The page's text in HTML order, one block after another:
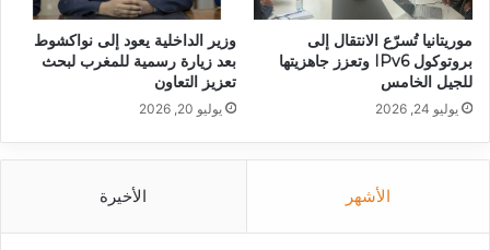
موريتانيا تُسرّع الانتقال إلى
بروتوكول IPv6 وتعزز جاهزيتها
للجيل الخامس
يوليو 24, 2026
وزير الداخلية يعود إلى نواكشوط
بعد زيارة رسمية للمغرب لبحث
تعزيز التعاون
يوليو 20, 2026
الأشهر الأخيرة